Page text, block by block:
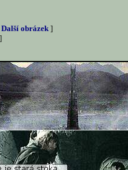
Další obrázek ]
]